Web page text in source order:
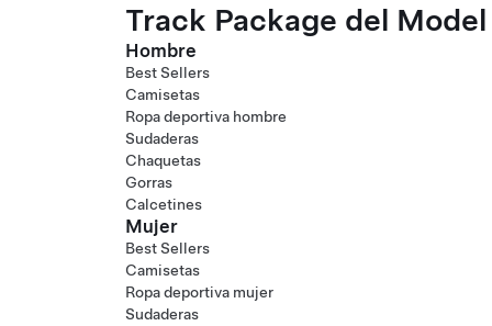
Track Package del
Hombre
Best Sellers
Camisetas
Ropa deportiva hombre
Sudaderas
Chaquetas
Gorras
Calcetines
Mujer
Best Sellers
Camisetas
Ropa deportiva mujer
Sudaderas